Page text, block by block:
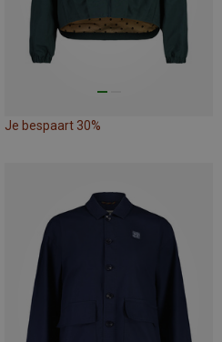
Je bespaart 30%